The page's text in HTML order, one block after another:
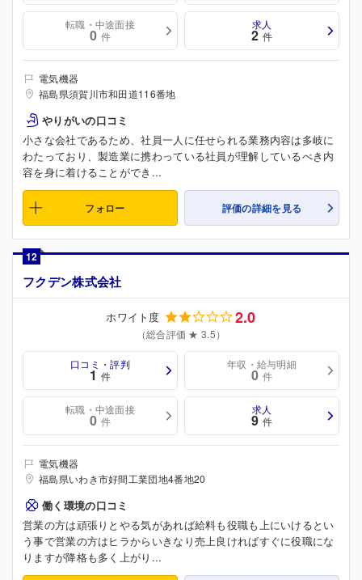
転職・中途面接
0 件
求人
2 件
電気機器
福島県須賀川市和田道116番地
やりがいの口コミ
小さな会社であるため、社員一人に任せられる業務内容は多岐に
わたっており、製造業に携わっている社員が理解しているべき内
容を身に着けることができ...
フォロー 評価の詳細を見る
12
フクデン株式会社
ホワイト度 2.0
（総合評価 ★ 3.5）
口コミ・評判
1 件
年収・給与明細
0 件
転職・中途面接
0 件
求人
9 件
電気機器
福島県いわき市好間工業団地4番地20
働く環境の口コミ
営業の方は頑張りとやる気があれば給料も役職も上にいけるとい
う事で営業の方はヒラからいきなり売上良ければすぐに役職にな
りますが降格も多く上がり...